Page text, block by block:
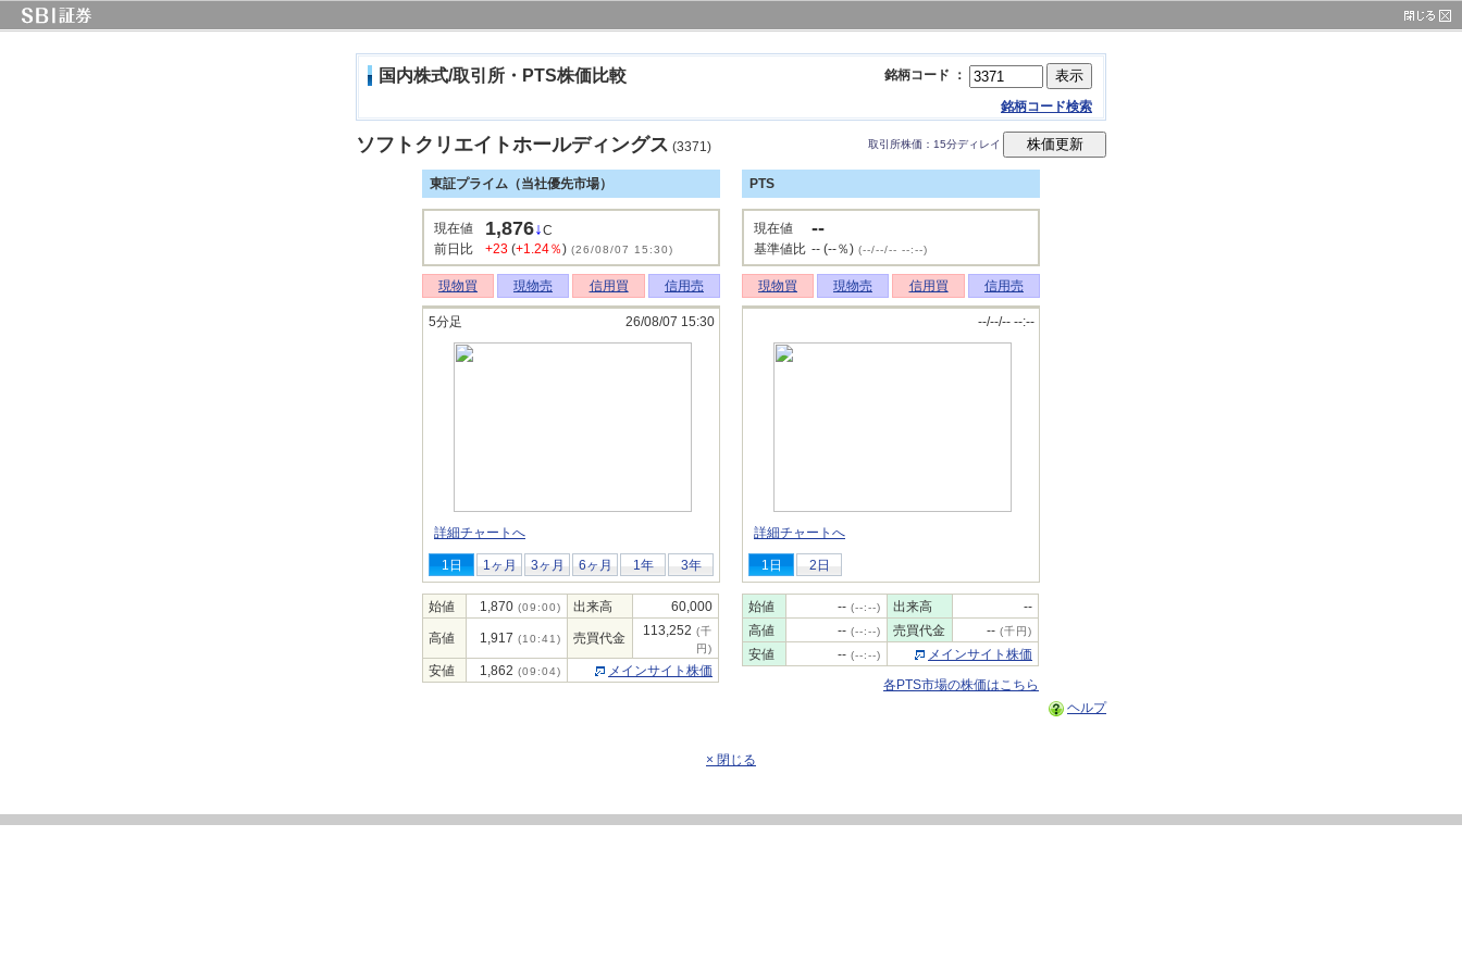
国内株式/取引所・PTS株価比較 銘柄コード ：
銘柄コード検索
ソフトクリエイトホールディングス (3371) 取引所株価：15分ディレイ
東証プライム（当社優先市場）
現在値 1,876↓C
前日比
+23 (+1.24％) (26/08/07 15:30)
現物買 現物売 信用買 信用売
5分足 26/08/07 15:30
詳細チャートへ
1日 1ヶ月 3ヶ月 6ヶ月 1年 3年
始値 1,870 (09:00) 出来高 60,000
高値 1,917 (10:41) 売買代金 113,252 (千
円)
安値 1,862 (09:04) メインサイト株価
PTS
現在値 --
基準値比 -- (--％) (--/--/-- --:--)
現物買 現物売 信用買 信用売
--/--/-- --:--
詳細チャートへ
1日 2日
始値 -- (--:--) 出来高
--
高値
-- (--:--) 売買代金 -- (千円)
安値 -- (--:--)
メインサイト株価
各PTS市場の株価はこちら
ヘルプ
× 閉じる